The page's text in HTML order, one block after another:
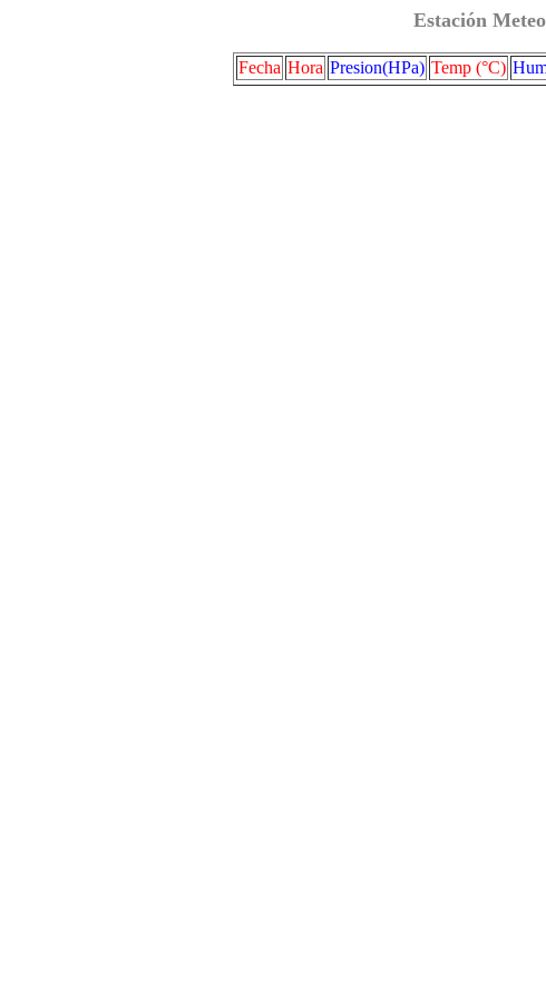
Estación
Fecha Hora Presion(HPa) Temp (°C)